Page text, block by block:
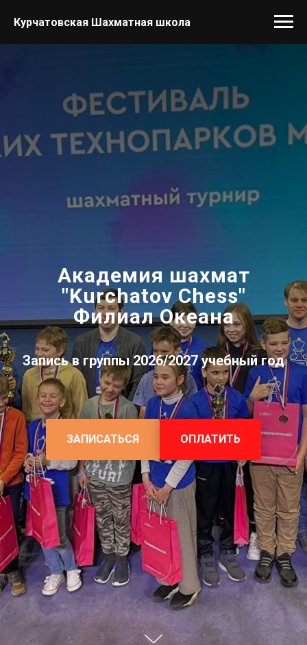
Курчатовская Шахматная школа
Академия шахмат
"Kurchatov Chess"
Филиал Океана
Запись в группы 2026/2027 учебный год
ЗАПИСАТЬСЯ ОПЛАТИТЬ